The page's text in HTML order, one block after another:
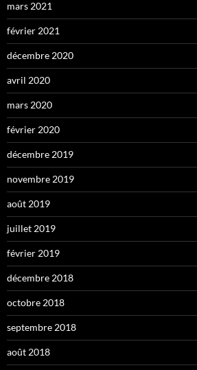
mars 2021
février 2021
décembre 2020
avril 2020
mars 2020
février 2020
décembre 2019
novembre 2019
août 2019
juillet 2019
février 2019
décembre 2018
octobre 2018
septembre 2018
août 2018